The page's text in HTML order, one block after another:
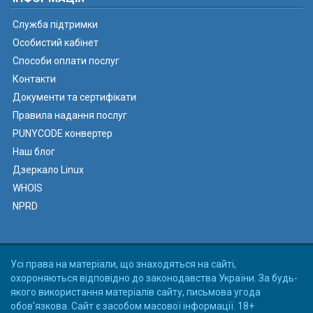
Служба підтримки
Особистий кабінет
Способи оплати послуг
Контакти
Документи та сертифікати
Правила надання послуг
PUNYCODE конвертер
Наш блог
Дзеркало Linux
WHOIS
NPRD
Усі права на матеріали, що знаходяться на сайті,
охороняються відповідно до законодавства України. За будь-
якого використання матеріалів сайту, письмова угода
обов'язкова. Сайт є засобом масової інформації. 18+